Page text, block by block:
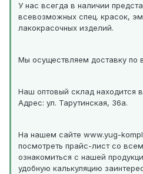
У нас всегда в наличии
всевозможных спец. красок,
лакокрасочных изделий.
Мы осуществляем доставку по
Наш оптовый склад находится
Адрес: ул. Тарутинская, 36а.
На нашем сайте www.yug-
посмотреть прайс-лист со
ознакомиться с нашей
удобную калькуляцию